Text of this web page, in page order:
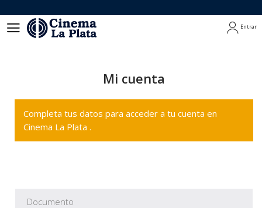
Entrar
Mi cuenta
Completa tus datos para acceder a tu cuenta en
Cinema La Plata .